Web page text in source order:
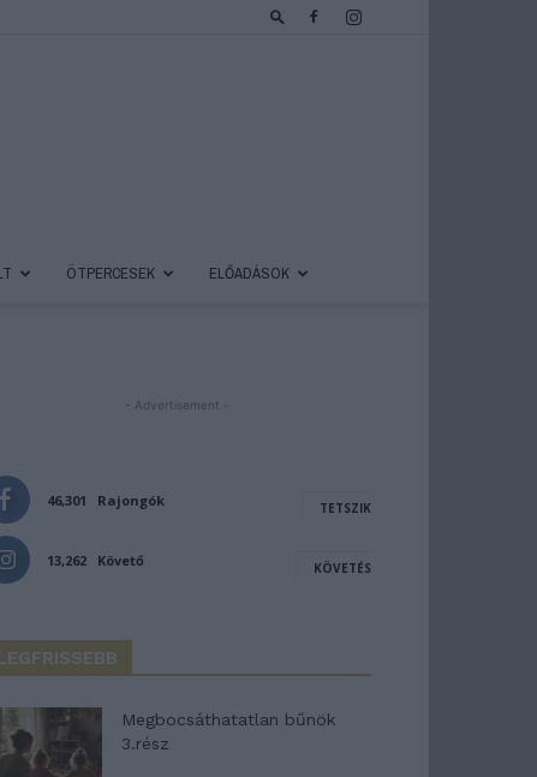
ÖTPERCESEK ELŐADÁSOK
- Advertisement -
46,301 Rajongók TETSZIK
13,262 Követő KÖVETÉS
Megbocsáthatatlan bűnök
3.rész